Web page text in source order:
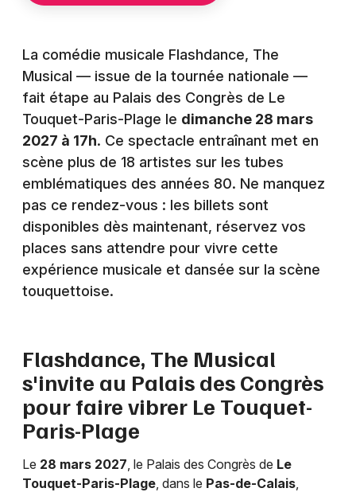
Sorties famille
Expos
Sorties & loisirs
Spectacles en Nord-Pas-de-Calais
Spectacles dans les Hauts-de-France
Artistes en tournée
Actus dans le Pas-de-Calais
Magazine dans le Pas-de-Calais
Toulouse
Toutes les villes
La comédie musicale Flashdance, The
Musical — issue de la tournée nationale —
fait étape au Palais des Congrès de Le
Touquet-Paris-Plage le dimanche 28 mars
2027 à 17h. Ce spectacle entraînant met en
scène plus de 18 artistes sur les tubes
emblématiques des années 80. Ne manquez
pas ce rendez-vous : les billets sont
disponibles dès maintenant, réservez vos
places sans attendre pour vivre cette
expérience musicale et dansée sur la scène
touquettoise.
Flashdance, The Musical
s'invite au Palais des Congrès
pour faire vibrer Le Touquet-
Paris-Plage
Le 28 mars 2027, le Palais des Congrès de Le
Touquet-Paris-Plage, dans le Pas-de-Calais,